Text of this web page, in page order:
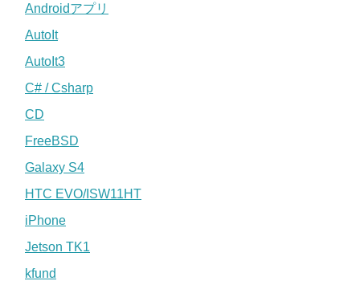
Androidアプリ
AutoIt
AutoIt3
C# / Csharp
CD
FreeBSD
Galaxy S4
HTC EVO/ISW11HT
iPhone
Jetson TK1
kfund